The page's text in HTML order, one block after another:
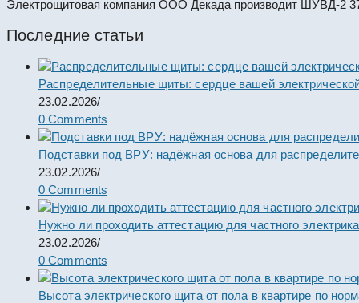
Электрощитовая компания ООО Декада производит ШУВД-2
Последние статьи
Распределительные щиты: сердце вашей
23.02.2026/
0 Comments
Подставки под ВРУ: надёжная основа для
23.02.2026/
0 Comments
Нужно ли проходить аттестацию для частного
23.02.2026/
0 Comments
Высота электрического щита от пола в квартире по